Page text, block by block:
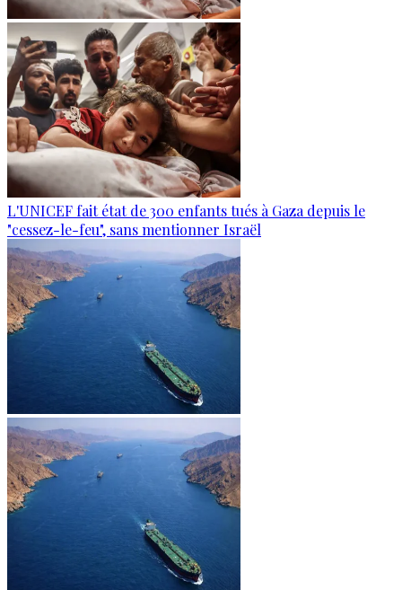
L'UNICEF fait état de 300 enfants tués à Gaza depuis le
"cessez-le-feu", sans mentionner Israël